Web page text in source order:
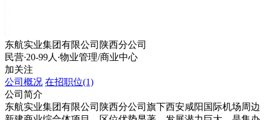
东航实业集团有限公司陕西分公司
民营·20-99人 ·物业管理/商业中心
加关注
公司概况 在招职位(1)
公司简介
东航实业集团有限公司陕西分公司旗下西安咸阳国际机场周边